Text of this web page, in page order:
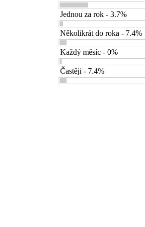
Jednou za rok - 3.7%
Několikrát do roka - 7.4%
Každý měsíc - 0%
Častěji - 7.4%